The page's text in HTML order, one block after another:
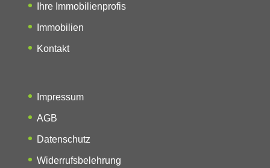
Ihre Immobilienprofis
Immobilien
Kontakt
Impressum
AGB
Datenschutz
Widerrufsbelehrung